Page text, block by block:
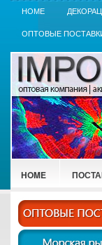
HOME
ОПТОВЫЕ
HOME